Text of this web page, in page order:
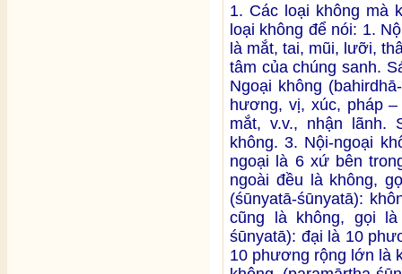
1. Các loại không mà
loại không để nói: 1.
là mắt, tai, mũi, lưỡi,
tâm của chúng sanh.
Ngoại không
hương, vị, xúc, pháp
mắt, v.v., nhận lãnh.
không. 3. Nội-ngoại
ngoại là 6 xứ bên
ngoài đều là không,
(śūnyatā-śūnyatā):
cũng là không, gọi
śūnyatā): đại là 10
10 phương rộng lớn là